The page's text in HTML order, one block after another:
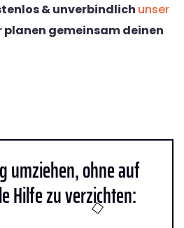
& unverbindlich unser
planen gemeinsam deinen
umziehen, ohne auf
Hilfe zu verzichten: